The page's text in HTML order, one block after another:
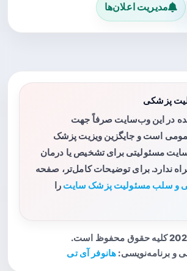
مدیریت اعلان‌ها
پزشکی
در این وب‌سایت صرفاً جهت
است و جایگزین ویزیت پزشک
مسئولیتی برای تشخیص یا درمان
ندارد. برای توضیحات کامل‌تر، صفحه
و سلب مسئولیت پزشک سایت را
و برنامه‌نویسی: هانوفر آی تی